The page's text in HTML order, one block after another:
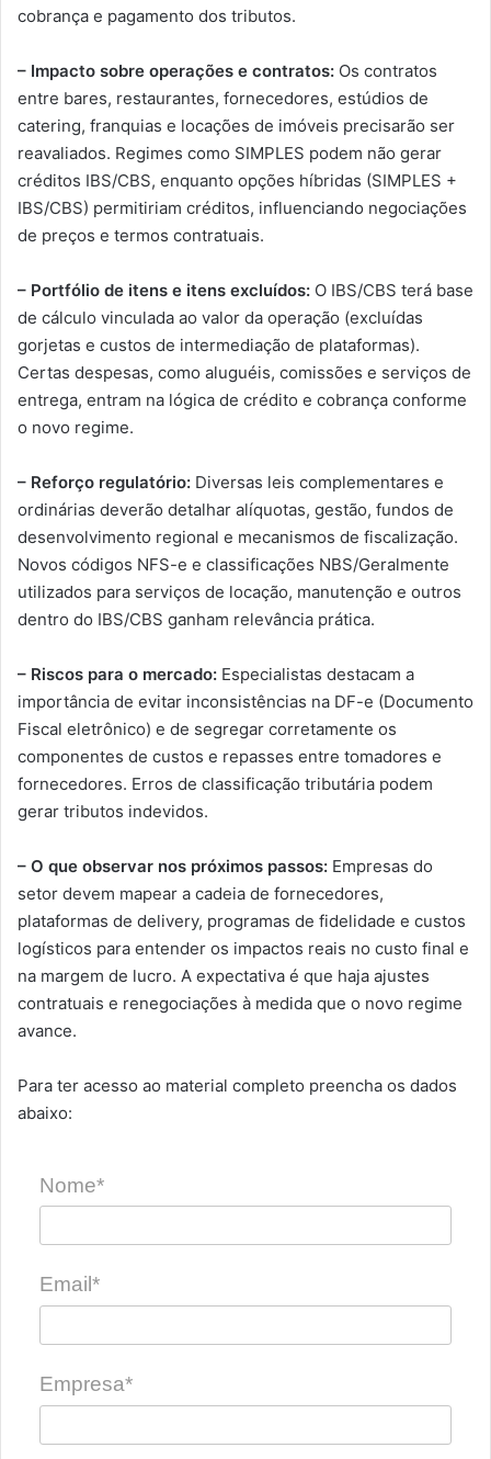
cobrança e pagamento dos tributos.
– Impacto sobre operações e contratos: Os contratos
entre bares, restaurantes, fornecedores, estúdios de
catering, franquias e locações de imóveis precisarão ser
reavaliados. Regimes como SIMPLES podem não gerar
créditos IBS/CBS, enquanto opções híbridas (SIMPLES +
IBS/CBS) permitiriam créditos, influenciando negociações
de preços e termos contratuais.
– Portfólio de itens e itens excluídos: O IBS/CBS terá base
de cálculo vinculada ao valor da operação (excluídas
gorjetas e custos de intermediação de plataformas).
Certas despesas, como aluguéis, comissões e serviços de
entrega, entram na lógica de crédito e cobrança conforme
o novo regime.
– Reforço regulatório: Diversas leis complementares e
ordinárias deverão detalhar alíquotas, gestão, fundos de
desenvolvimento regional e mecanismos de fiscalização.
Novos códigos NFS-e e classificações NBS/Geralmente
utilizados para serviços de locação, manutenção e outros
dentro do IBS/CBS ganham relevância prática.
– Riscos para o mercado: Especialistas destacam a
importância de evitar inconsistências na DF-e (Documento
Fiscal eletrônico) e de segregar corretamente os
componentes de custos e repasses entre tomadores e
fornecedores. Erros de classificação tributária podem
gerar tributos indevidos.
– O que observar nos próximos passos: Empresas do
setor devem mapear a cadeia de fornecedores,
plataformas de delivery, programas de fidelidade e custos
logísticos para entender os impactos reais no custo final e
na margem de lucro. A expectativa é que haja ajustes
contratuais e renegociações à medida que o novo regime
avance.
Para ter acesso ao material completo preencha os dados
abaixo:
Nome*
Email*
Empresa*